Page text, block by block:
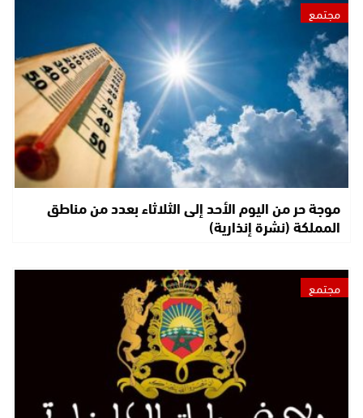
مجتمع
موجة حر من اليوم الأحد إلى الثلاثاء بعدد من مناطق
المملكة (نشرة إنذارية)
مجتمع